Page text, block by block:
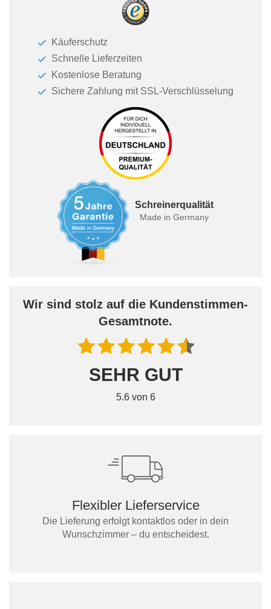
Käuferschutz
Schnelle Lieferzeiten
Kostenlose Beratung
Sichere Zahlung mit SSL-Verschlüsselung
Schreinerqualität
Made in Germany
Wir sind stolz auf die Kundenstimmen-
Gesamtnote.
SEHR GUT
5.6 von 6
Flexibler Lieferservice
Die Lieferung erfolgt kontaktlos oder in dein
Wunschzimmer – du entscheidest.